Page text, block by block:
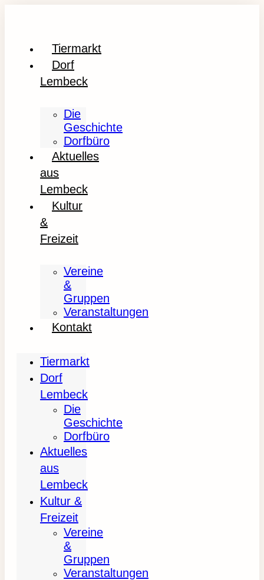
Tiermarkt
Dorf
Lembeck
Die
Geschichte
Dorfbüro
Aktuelles
aus
Lembeck
Kultur
&
Freizeit
Vereine
&
Gruppen
Veranstaltungen
Kontakt
Tiermarkt
Dorf
Lembeck
Die
Geschichte
Dorfbüro
Aktuelles
aus
Lembeck
Kultur &
Freizeit
Vereine
&
Gruppen
Veranstaltungen